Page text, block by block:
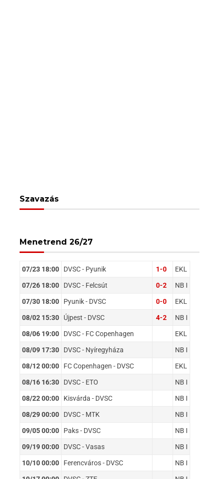
Szavazás
Menetrend 26/27
07/23 18:00 DVSC - Pyunik 1-0 EKL
07/26 18:00 DVSC - Felcsút 0-2 NB I
07/30 18:00 Pyunik - DVSC 0-0 EKL
08/02 15:30 Újpest - DVSC 4-2 NB I
08/06 19:00 DVSC - FC Copenhagen EKL
08/09 17:30 DVSC - Nyíregyháza NB I
08/12 00:00 FC Copenhagen - DVSC EKL
08/16 16:30 DVSC - ETO NB I
08/22 00:00 Kisvárda - DVSC NB I
08/29 00:00 DVSC - MTK NB I
09/05 00:00 Paks - DVSC NB I
09/19 00:00 DVSC - Vasas NB I
10/10 00:00 Ferencváros - DVSC NB I